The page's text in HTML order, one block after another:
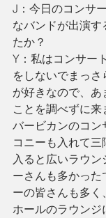
J：今日のコンサ
なバンドが出演す
たか？
Y：私はコンサー
をしないでまっ
が好きなので、
ことを調べずに来
バービカンのコ
コニーも入れて三
入ると広いラウ
ーさんも多かっ
ーの皆さんも多
ホールのラウンジ